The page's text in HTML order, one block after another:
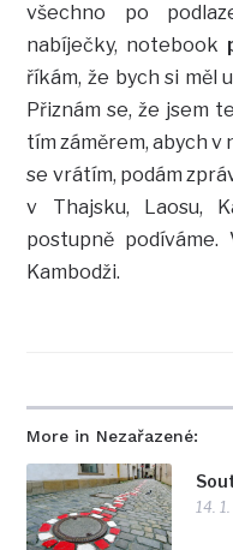
More in Nezařazené:
14.
všechno po
nabíječky, notebook
říkám, že bych si měl
Přiznám se, že jsem
tím záměrem, abych v
se vrátím, podám
v Thajsku, Laosu,
postupně
Kambodži.